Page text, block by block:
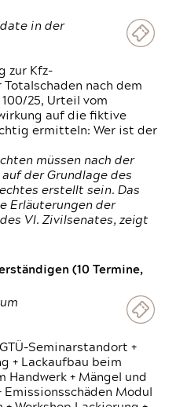
in der
zur Kfz-
Totalschaden nach dem
100/25, Urteil vom
auf die fiktive
ermitteln: Wer ist der
müssen nach der
der Grundlage des
erstellt sein. Das
Erläuterungen der
VI. Zivilsenates, zeigt
(10 Termine,
Seminarstandort +
+ Lackaufbau beim
Handwerk + Mängel und
Emissionsschäden Modul